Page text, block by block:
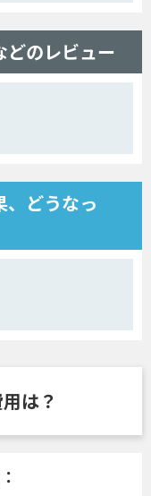
のレビュー
どうなっ
は？